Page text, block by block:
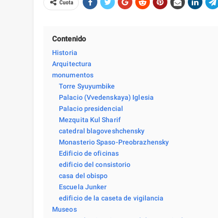
Cuota
Contenido
Historia
Arquitectura
monumentos
Torre Syuyumbike
Palacio (Vvedenskaya) Iglesia
Palacio presidencial
Mezquita Kul Sharif
catedral blagoveshchensky
Monasterio Spaso-Preobrazhensky
Edificio de oficinas
edificio del consistorio
casa del obispo
Escuela Junker
edificio de la caseta de vigilancia
Museos